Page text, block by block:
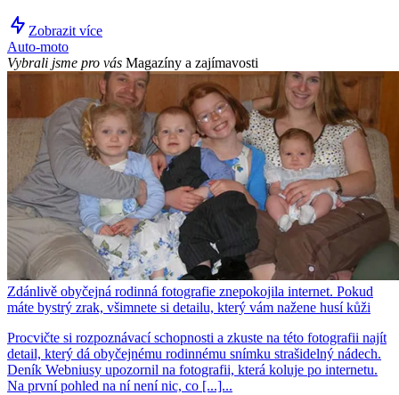
Zobrazit více
Auto-moto
Vybrali jsme pro vás Magazíny a zajímavosti
Zdánlivě obyčejná rodinná fotografie znepokojila internet. Pokud
máte bystrý zrak, všimnete si detailu, který vám nažene husí kůži
Procvičte si rozpoznávací schopnosti a zkuste na této fotografii najít
detail, který dá obyčejnému rodinnému snímku strašidelný nádech.
Deník Webniusy upozornil na fotografii, která koluje po internetu.
Na první pohled na ní není nic, co [...]...